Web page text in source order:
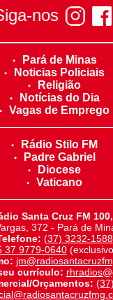
nos
Pará de Minas
Noticias Policiais
Religião
Notícias do Dia
Vagas de Emprego
Rádio Stilo FM
Padre Gabriel
Diocese
Vaticano
Santa Cruz FM
372 - Pará de
(37) 3232-1588
37 9779-0640
currículo:
Orçamentos: